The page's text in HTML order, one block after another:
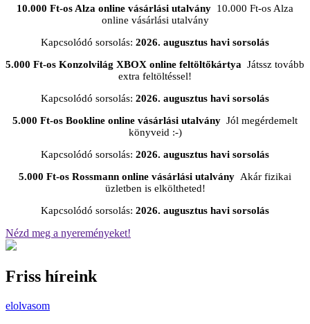
10.000 Ft-os Alza online vásárlási utalvány 10.000 Ft-os Alza
online vásárlási utalvány
Kapcsolódó sorsolás: 2026. augusztus havi sorsolás
5.000 Ft-os Konzolvilág XBOX online feltöltőkártya Játssz tovább
extra feltöltéssel!
Kapcsolódó sorsolás: 2026. augusztus havi sorsolás
5.000 Ft-os Bookline online vásárlási utalvány Jól megérdemelt
könyveid :-)
Kapcsolódó sorsolás: 2026. augusztus havi sorsolás
5.000 Ft-os Rossmann online vásárlási utalvány Akár fizikai
üzletben is elköltheted!
Kapcsolódó sorsolás: 2026. augusztus havi sorsolás
Nézd meg a nyereményeket!
Friss híreink
elolvasom